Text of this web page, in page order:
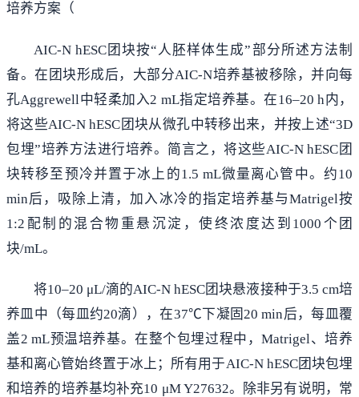
培养方案（
AIC-N hESC团块按“人胚样体生成”部分所述方法制
备。在团块形成后，大部分AIC-N培养基被移除，并向每
孔Aggrewell中轻柔加入2 mL指定培养基。在16–20 h内，
将这些AIC-N hESC团块从微孔中转移出来，并按上述“3D
包埋”培养方法进行培养。简言之，将这些AIC-N hESC团
块转移至预冷并置于冰上的1.5 mL微量离心管中。约10
min后，吸除上清，加入冰冷的指定培养基与Matrigel按
1:2配制的混合物重悬沉淀，使终浓度达到1000个团
块/mL。
将10–20 μL/滴的AIC-N hESC团块悬液接种于3.5 cm培
养皿中（每皿约20滴），在37℃下凝固20 min后，每皿覆
盖2 mL预温培养基。在整个包埋过程中，Matrigel、培养
基和离心管始终置于冰上；所有用于AIC-N hESC团块包埋
和培养的培养基均补充10 μM Y27632。除非另有说明，常